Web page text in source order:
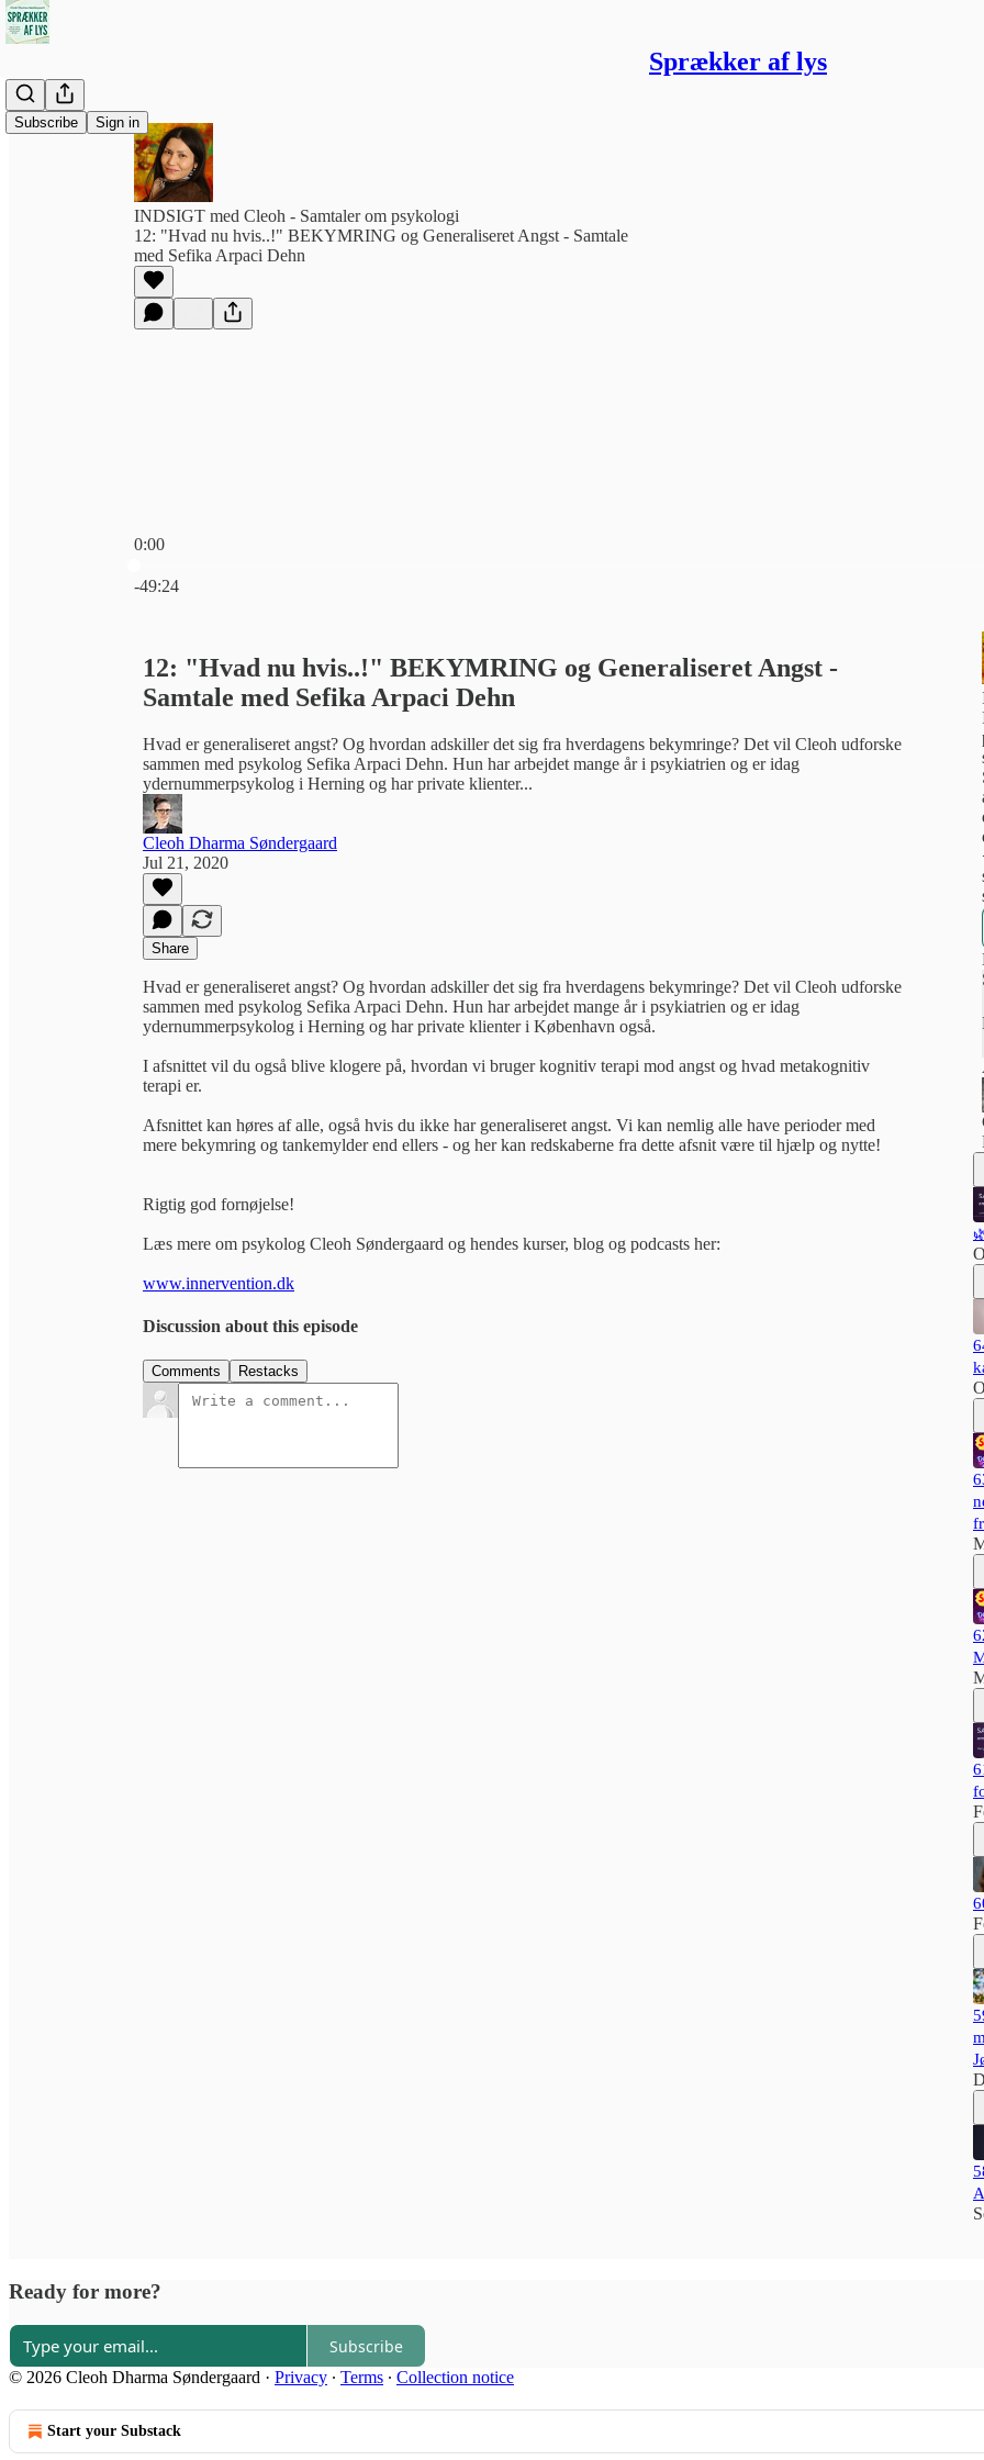
Sprækker af lys
Subscribe Sign in
INDSIGT med Cleoh - Samtaler om psykologi
12: "Hvad nu hvis..!" BEKYMRING og Generaliseret Angst - Samtale
med Sefika Arpaci Dehn
0:00
-49:24
12: "Hvad nu hvis..!" BEKYMRING og Generaliseret Angst -
Samtale med Sefika Arpaci Dehn
Hvad er generaliseret angst? Og hvordan adskiller det sig fra hverdagens bekymringe? Det vil Cleoh udforske
sammen med psykolog Sefika Arpaci Dehn. Hun har arbejdet mange år i psykiatrien og er idag
ydernummerpsykolog i Herning og har private klienter...
Cleoh Dharma Søndergaard
Jul 21, 2020
Share
Hvad er generaliseret angst? Og hvordan adskiller det sig fra hverdagens bekymringe? Det vil Cleoh udforske
sammen med psykolog Sefika Arpaci Dehn. Hun har arbejdet mange år i psykiatrien og er idag
ydernummerpsykolog i Herning og har private klienter i København også.
I afsnittet vil du også blive klogere på, hvordan vi bruger kognitiv terapi mod angst og hvad metakognitiv
terapi er.
Afsnittet kan høres af alle, også hvis du ikke har generaliseret angst. Vi kan nemlig alle have perioder med
mere bekymring og tankemylder end ellers - og her kan redskaberne fra dette afsnit være til hjælp og nytte!
Rigtig god fornøjelse!
Læs mere om psykolog Cleoh Søndergaard og hendes kurser, blog og podcasts her:
www.innervention.dk
Discussion about this episode
Comments Restacks
Ready for more?
Subscribe
© 2026 Cleoh Dharma Søndergaard · Privacy ∙ Terms ∙ Collection notice
Start your Substack